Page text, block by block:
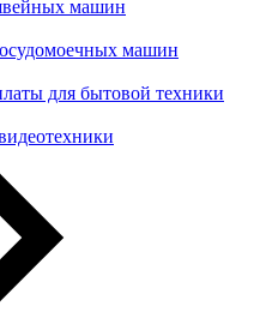
машин
машин
для бытовой техники